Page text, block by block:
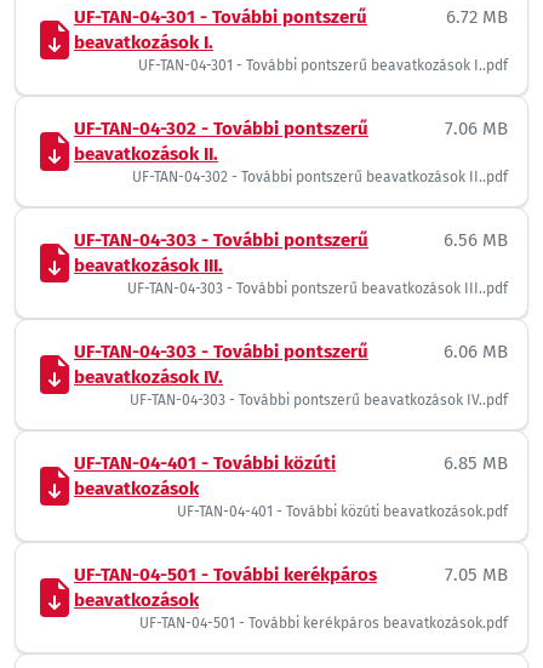
UF-TAN-04-301 - További pontszerű
beavatkozások I.
6.72 MB
UF-TAN-04-301 - További pontszerű beavatkozások I..pdf
UF-TAN-04-302 - További pontszerű
beavatkozások II.
7.06 MB
UF-TAN-04-302 - További pontszerű beavatkozások II..pdf
UF-TAN-04-303 - További pontszerű
beavatkozások III.
6.56 MB
UF-TAN-04-303 - További pontszerű beavatkozások III..pdf
UF-TAN-04-303 - További pontszerű
beavatkozások IV.
6.06 MB
UF-TAN-04-303 - További pontszerű beavatkozások IV..pdf
UF-TAN-04-401 - További közúti
beavatkozások
6.85 MB
UF-TAN-04-401 - További közúti beavatkozások.pdf
UF-TAN-04-501 - További kerékpáros
beavatkozások
7.05 MB
UF-TAN-04-501 - További kerékpáros beavatkozások.pdf